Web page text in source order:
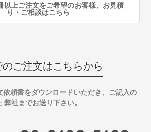
以上ご注文をご希望のお客様、お見積
り・ご相談はこちら
のご注文はこちらから
依頼書をダウンロードいただき、ご記入の
弊社までお送り下さい。